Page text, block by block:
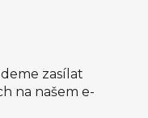
zasílat
na našem e-